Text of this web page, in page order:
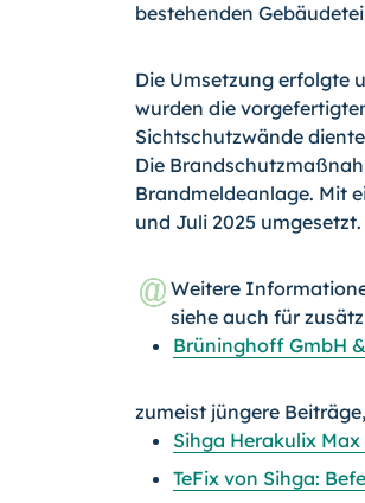
bestehenden
Die Umsetzung erfolgte
wurden die
Sichtschutzwände
Die
Brandmeldeanlage. Mit
und Juli 2025 umgesetzt.
Weitere
siehe auch für
Brüninghoff GmbH
zumeist jüngere
Sihga Herakulix
TeFix von Sihga: